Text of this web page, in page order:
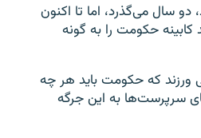
سال می‌گذرد، اما تا اکنون
حکومت را به گونه
ورزند که حکومت باید هر چه
سرپرست‌ها به این جرگه